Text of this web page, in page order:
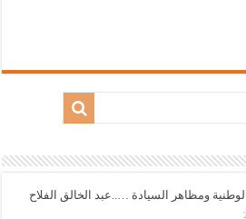
ومظاهر السيادة …..عبد الخالق الفلاح